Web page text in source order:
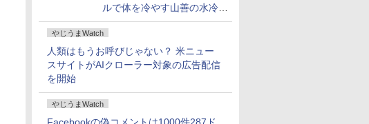
ルで体を冷やす山善の水冷ベ
ストがロードバイクにちょう
どいい【ぼっち・ざ・ろー
ど！その14】
やじうまWatch
人類はもうお呼びじゃない？ 米ニュー
スサイトがAIクローラー対象の広告配信
を開始
やじうまWatch